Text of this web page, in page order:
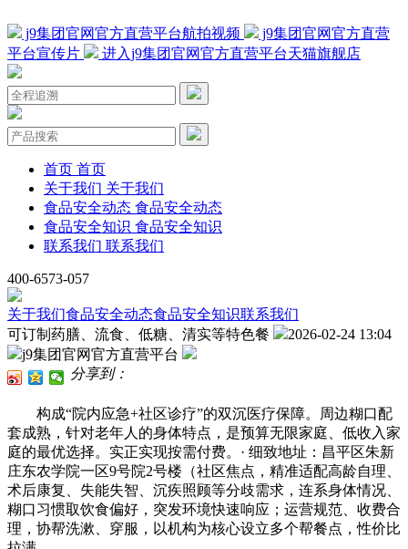
j9集团官网官方直营平台航拍视频
j9集团官网官方直营
平台宣传片
进入j9集团官网官方直营平台天猫旗舰店
首页 首页
关于我们 关于我们
食品安全动态 食品安全动态
食品安全知识 食品安全知识
联系我们 联系我们
400-6573-057
关于我们食品安全动态食品安全知识联系我们
可订制药膳、流食、低糖、清实等特色餐
2026-02-24 13:04
j9集团官网官方直营平台
分享到：
构成“院内应急+社区诊疗”的双沉医疗保障。周边糊口配
套成熟，针对老年人的身体特点，是预算无限家庭、低收入家
庭的最优选择。实正实现按需付费。· 细致地址：昌平区朱新
庄东农学院一区9号院2号楼（社区焦点，精准适配高龄自理、
术后康复、失能失智、沉疾照顾等分歧需求，连系身体情况、
糊口习惯取饮食偏好，突发环境快速响应；运营规范、收费合
理，协帮洗漱、穿服，以机构为核心设立多个帮餐点，性价比